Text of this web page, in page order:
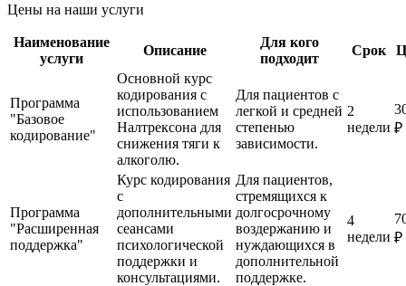
Цены на наши услуги
Наименование
услуги
Описание
Для кого
подходит
Срок
Программа
"Базовое
кодирование"
Основной курс
кодирования с
использованием
Налтрексона для
снижения тяги к
алкоголю.
Для пациентов с
легкой и средней
степенью
зависимости.
2
недели ₽
Программа
"Расширенная
поддержка"
Курс кодирования
с
дополнительными
сеансами
психологической
поддержки и
консультациями.
Для пациентов,
стремящихся к
долгосрочному
воздержанию и
нуждающихся в
дополнительной
поддержке.
4
недели ₽